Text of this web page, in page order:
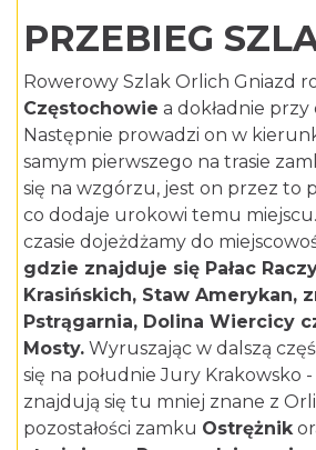
PRZEBIEG
Rowerowy Szlak Orlich Gniazd
Częstochowie a dokładnie
Następnie prowadzi on w
samym pierwszego na trasie
się na wzgórzu, jest on przez to
co dodaje urokowi temu
czasie dojeżdżamy do
gdzie znajduje się Pałac
Krasińskich, Staw Amerykan,
Pstrągarnia, Dolina Wiercicy
Mosty. Wyruszając w dalszą
się na południe Jury Krakowsko
znajdują się tu mniej znane z
pozostałości zamku Ostrężnik